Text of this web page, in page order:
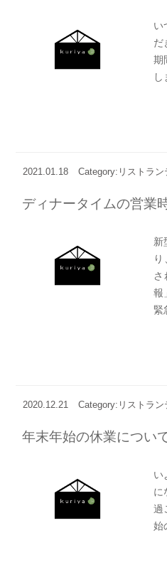
い
だ
期
し
2021.01.18 Category:リストラン
ディナータイムの営業
新
報
緊
2020.12.21 Category:リストラン
年末年始の休業につい
い
に
過
始